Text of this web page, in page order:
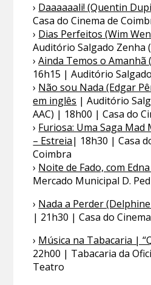
› Daaaaaali! (Quentin
Casa do Cinema de
› Dias Perfeitos (Wim
Auditório Salgado Zenha
›Ainda Temos o Amanhã
16h15 | Auditório
› Não sou Nada (Edgar
em inglês | Auditório
AAC) | 18h00 | Casa do
› Furiosa: Uma Saga Mad
– Estreia| 18h30 | Casa
Coimbra
› Noite de Fado, com
Mercado Municipal D.
› Nada a Perder
| 21h30 | Casa do
› Música na Tabacaria |
22h00 | Tabacaria da
Teatro